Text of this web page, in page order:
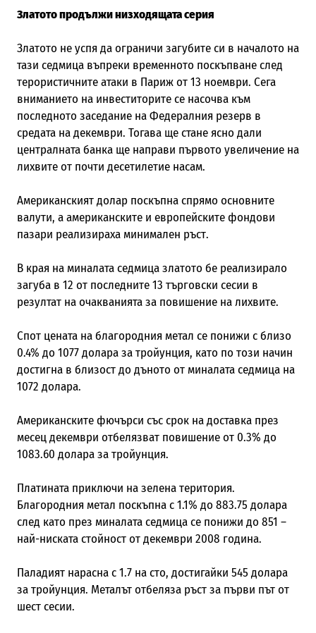
Златото продължи низходящата серия
Златото не успя да ограничи загубите си в началото на
тази седмица въпреки временното поскъпване след
терористичните атаки в Париж от 13 ноември. Сега
вниманието на инвеститорите се насочва към
последното заседание на Федералния резерв в
средата на декември. Тогава ще стане ясно дали
централната банка ще направи първото увеличение на
лихвите от почти десетилетие насам.
Американският долар поскъпна спрямо основните
валути, а американските и европейските фондови
пазари реализираха минимален ръст.
В края на миналата седмица златото бе реализирало
загуба в 12 от последните 13 търговски сесии в
резултат на очакванията за повишение на лихвите.
Спот цената на благородния метал се понижи с близо
0.4% до 1077 долара за тройунция, като по този начин
достигна в близост до дъното от миналата седмица на
1072 долара.
Американските фючърси със срок на доставка през
месец декември отбелязват повишение от 0.3% до
1083.60 долара за тройунция.
Платината приключи на зелена територия.
Благородния метал поскъпна с 1.1% до 883.75 долара
след като през миналата седмица се понижи до 851 –
най-ниската стойност от декември 2008 година.
Паладият нарасна с 1.7 на сто, достигайки 545 долара
за тройунция. Металът отбеляза ръст за първи път от
шест сесии.